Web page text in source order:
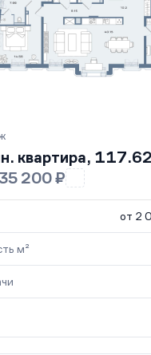
квартира,
200 ₽
от 2
м²